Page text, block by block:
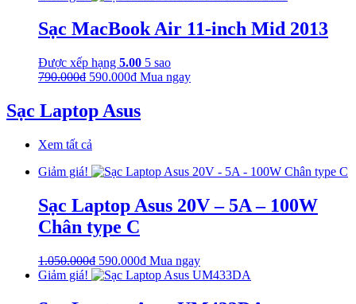
790.000₫.là:
590.000₫.
Sạc MacBook Air 11-inch Mid 2013
Được xếp hạng 5.00 5 sao
790.000₫ Giá
790.000₫.
590.000₫Giá
là:
Mua ngay
Sạc Laptop Asus
Xem tất cả
Giảm giá!
Sạc Laptop Asus 20V – 5A – 100W
Chân type C
1.050.000₫ Giá
gốc
590.000₫Giá
hiện
Mua ngay
Giảm giá!